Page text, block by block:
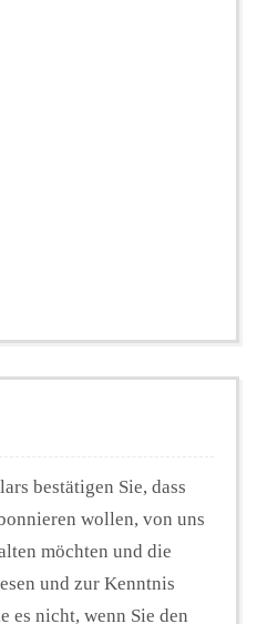
bestätigen Sie, dass
wollen, von uns
möchten und die
und zur Kenntnis
es nicht, wenn Sie den